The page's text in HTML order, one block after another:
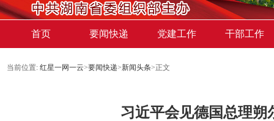
首页 要闻快递 党建工作 干部工作
当前位置: 红星一网一云>要闻快递>新闻头条>正文
习近平会见德国总理朔